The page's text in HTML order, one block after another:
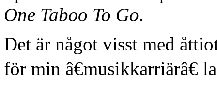
One Taboo To Go.
Det är något visst med
för min â€musikkarriärâ€